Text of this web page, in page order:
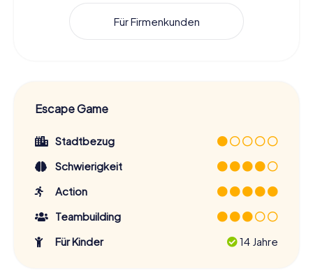
Für Firmenkunden
Escape Game
Stadtbezug
Schwierigkeit
Action
Teambuilding
Für Kinder
14 Jahre